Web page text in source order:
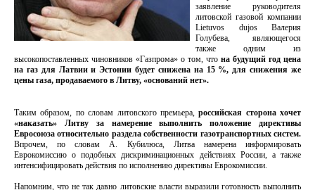
заявление руководителя
литовской газовой компании
Lietuvos dujos Валерия
Голубева, являющегося
также одним из
высокопоставленных чиновников «Газпрома» о том, что на будущий год цена
на газ для Латвии и Эстонии будет снижена на 15 %, для снижения же
цены газа, продаваемого в Литву, «оснований нет».
Таким образом, по словам литовского премьера,российская сторона хочет
«наказать» Литву за намерение выполнить положение директивы
Евросоюза относительно раздела собственности газотранспортных систем.
Впрочем, по словам А. Кубилюса, Литва намерена информировать
Еврокомиссию о подобных дискриминационных действиях России, а также
интенсифицировать действия по исполнению директивы Еврокомиссии.
Напомним, что не так давно литовские власти выразили готовность выполнить